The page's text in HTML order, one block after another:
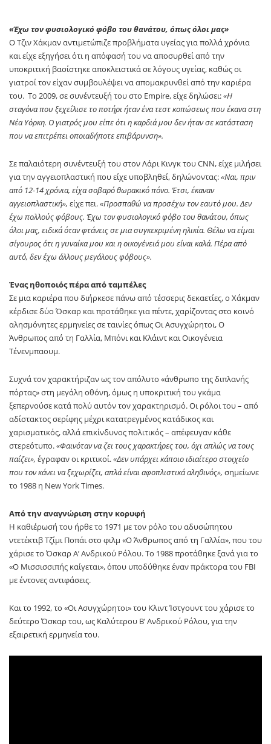
«Έχω τον φυσιολογικό φόβο του θανάτου, όπως όλοι μας»
Ο Τζιν Χάκμαν αντιμετώπιζε προβλήματα υγείας για πολλά χρόνια
και είχε εξηγήσει ότι η απόφασή του να αποσυρθεί από την
υποκριτική βασίστηκε αποκλειστικά σε λόγους υγείας, καθώς οι
γιατροί τον είχαν συμβουλέψει να απομακρυνθεί από την καριέρα
του. Το 2009, σε συνέντευξή του στο Empire, είχε δηλώσει:«Η
σταγόνα που ξεχείλισε το ποτήρι ήταν ένα τεστ κοπώσεως που έκανα στη
Νέα Υόρκη. Ο γιατρός μου είπε ότι η καρδιά μου δεν ήταν σε κατάσταση
που να επιτρέπει οποιαδήποτε επιβάρυνση».
Σε παλαιότερη συνέντευξή του στον Λάρι Κινγκ του CNN, είχε μιλήσει
για την αγγειοπλαστική που είχε υποβληθεί, δηλώνοντας:«Ναι, πριν
από 12-14 χρόνια, είχα σοβαρό θωρακικό πόνο. Έτσι, έκαναν
αγγειοπλαστική», είχε πει.«Προσπαθώ να προσέχω τον εαυτό μου. Δεν
έχω πολλούς φόβους. Έχω τον φυσιολογικό φόβο του θανάτου, όπως
όλοι μας, ειδικά όταν φτάνεις σε μια συγκεκριμένη ηλικία. Θέλω να είμαι
σίγουρος ότι η γυναίκα μου και η οικογένειά μου είναι καλά. Πέρα από
αυτό, δεν έχω άλλους μεγάλους φόβους».
Ένας ηθοποιός πέρα από ταμπέλες
Σε μια καριέρα που διήρκεσε πάνω από τέσσερις δεκαετίες, ο Χάκμαν
κέρδισε δύο Όσκαρ και προτάθηκε για πέντε, χαρίζοντας στο κοινό
αλησμόνητες ερμηνείες σε ταινίες όπως Οι Ασυγχώρητοι, Ο
Άνθρωπος από τη Γαλλία, Μπόνι και Κλάιντ και Οικογένεια
Τένενμπαουμ.
Συχνά τον χαρακτήριζαν ως τον απόλυτο «άνθρωπο της διπλανής
πόρτας» στη μεγάλη οθόνη, όμως η υποκριτική του γκάμα
ξεπερνούσε κατά πολύ αυτόν τον χαρακτηρισμό. Οι ρόλοι του – από
αδίστακτος σερίφης μέχρι κατατρεγμένος κατάδικος και
χαρισματικός, αλλά επικίνδυνος πολιτικός – απέφευγαν κάθε
στερεότυπο.«Φαινόταν να ζει τους χαρακτήρες του, όχι απλώς να τους
παίζει», έγραφαν οι κριτικοί.«Δεν υπάρχει κάποιο ιδιαίτερο στοιχείο
που τον κάνει να ξεχωρίζει, απλά είναι αφοπλιστικά αληθινός», σημείωνε
το 1988 η New York Times.
Από την αναγνώριση στην κορυφή
Η καθιέρωσή του ήρθε το 1971 με τον ρόλο του αδυσώπητου
ντετέκτιβ Τζίμι Ποπάι στο φιλμ «Ο Άνθρωπος από τη Γαλλία», που του
χάρισε το Όσκαρ Α’ Ανδρικού Ρόλου. Το 1988 προτάθηκε ξανά για το
«Ο Μισσισσιπής καίγεται», όπου υποδύθηκε έναν πράκτορα του FBI
με έντονες αντιφάσεις.
Και το 1992, το «Οι Ασυγχώρητοι» του Κλιντ Ίστγουντ του χάρισε το
δεύτερο Όσκαρ του, ως Καλύτερου Β’ Ανδρικού Ρόλου, για την
εξαιρετική ερμηνεία του.